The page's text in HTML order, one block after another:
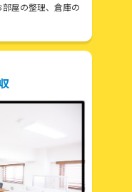
屋の整理、倉庫の